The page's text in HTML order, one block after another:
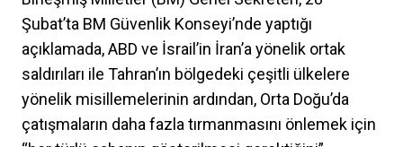
Şubat’ta BM Güvenlik Konseyi’nde yaptığı
açıklamada, ABD ve İsrail’in İran’a yönelik ortak
saldırıları ile Tahran’ın bölgedeki çeşitli ülkelere
yönelik misillemelerinin ardından, Orta Doğu’da
çatışmaların daha fazla tırmanmasını önlemek için